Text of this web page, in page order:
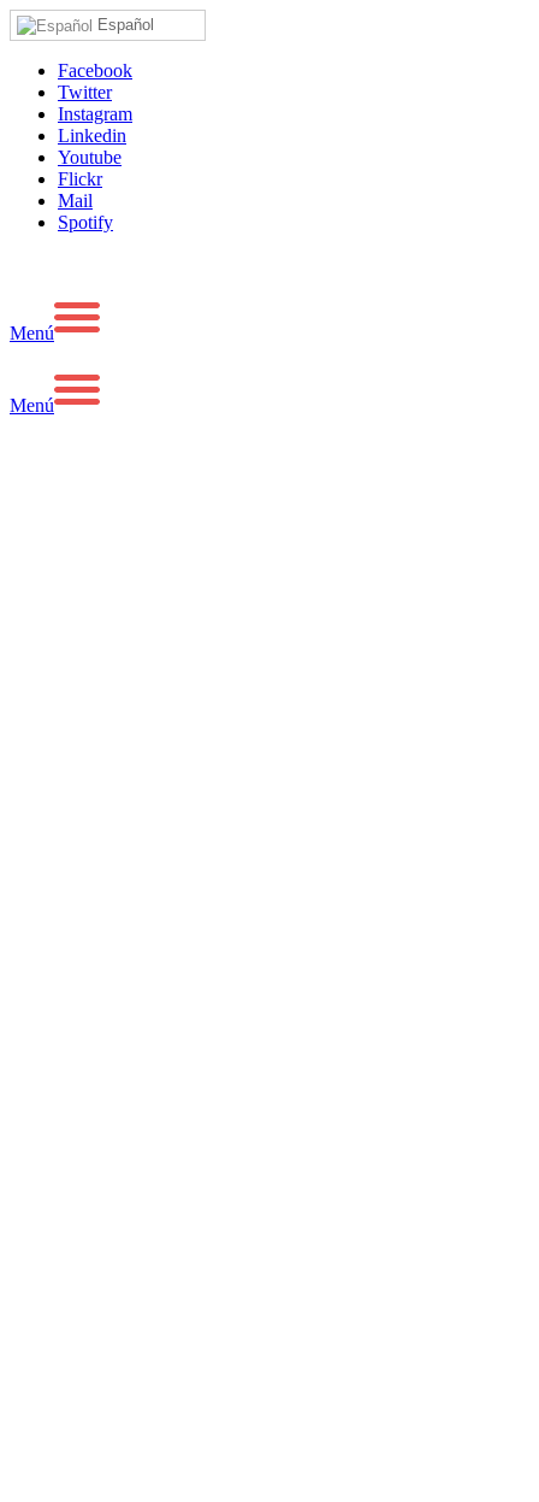
Español
Facebook
Twitter
Instagram
Linkedin
Youtube
Flickr
Mail
Spotify
Menú
Menú